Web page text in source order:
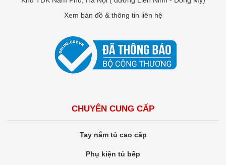
Xem bản đồ & thông tin liên hệ
CHUYÊN CUNG CẤP
Tay nắm tủ cao cấp
Phụ kiện tủ bếp